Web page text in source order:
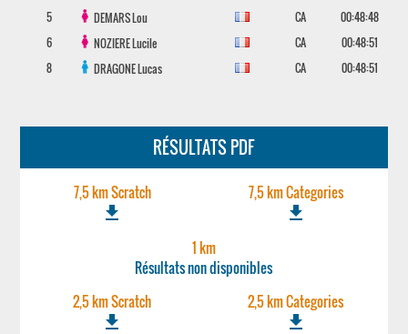
5
DEMARSLou CA
00:48:48
6
NOZIERELucile CA
00:48:51
8
DRAGONELucas CA 00:48:51
RÉSULTATS PDF
7,5 km Scratch
file_download
7,5 km Categories
file_download
1 km
Résultats non disponibles
2,5 km Scratch
file_download
2,5 km Categories
file_download